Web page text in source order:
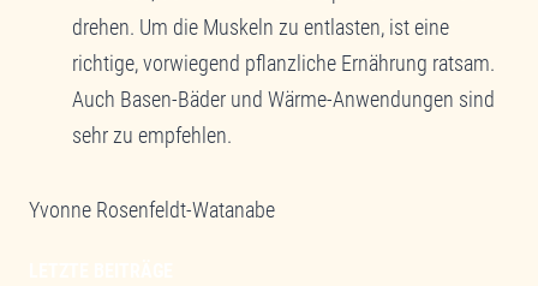
drehen. Um die Muskeln zu entlasten, ist eine
richtige, vorwiegend pflanzliche Ernährung ratsam.
Auch Basen-Bäder und Wärme-Anwendungen sind
sehr zu empfehlen.
Yvonne Rosenfeldt-Watanabe